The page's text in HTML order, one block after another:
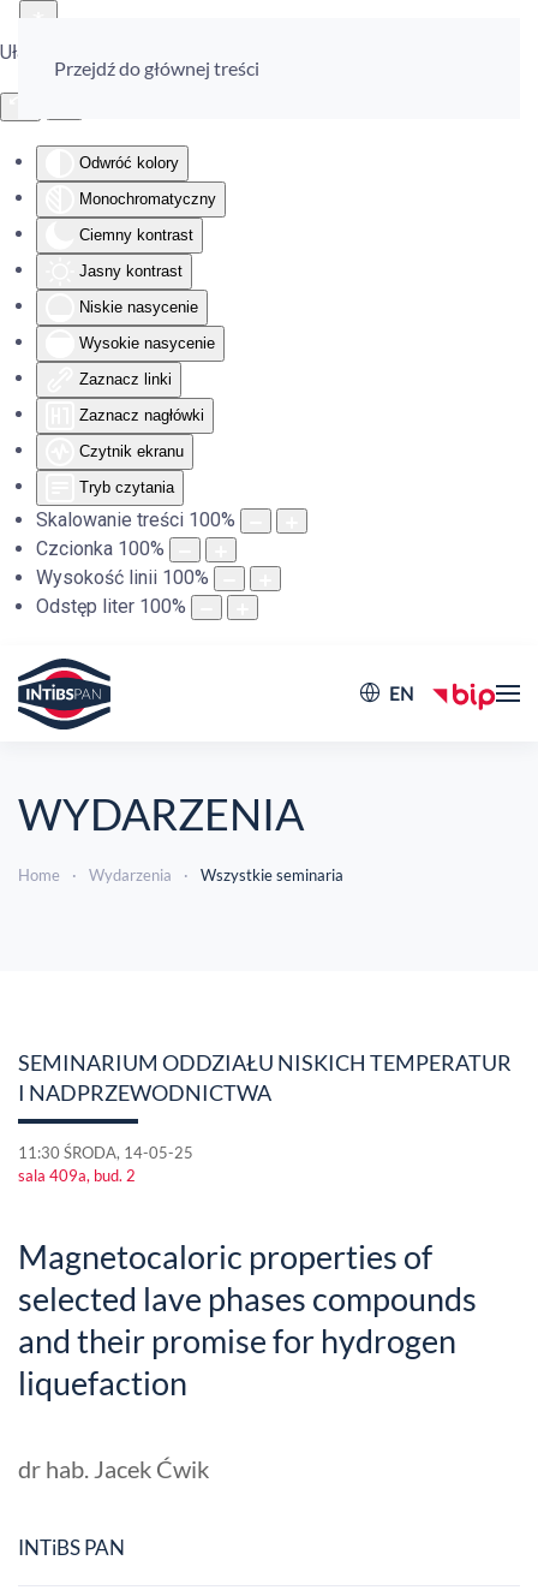
Ułatwienia dostępu
Odwróć kolory
Monochromatyczny
Ciemny kontrast
Jasny kontrast
Niskie nasycenie
Wysokie nasycenie
Zaznacz linki
Zaznacz nagłówki
Czytnik ekranu
Tryb czytania
Skalowanie treści 100%
Czcionka 100%
Wysokość linii 100%
Odstęp liter 100%
Przejdź do głównej treści
EN
WYDARZENIA
Home Wydarzenia Wszystkie seminaria
SEMINARIUM ODDZIAŁU NISKICH TEMPERATUR
I NADPRZEWODNICTWA
11:30 ŚRODA, 14-05-25
sala 409a, bud. 2
Magnetocaloric properties of
selected lave phases compounds
and their promise for hydrogen
liquefaction
dr hab. Jacek Ćwik
INTiBS PAN